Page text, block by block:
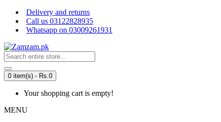
Delivery and returns
Call us 03122828935
Whatsapp on 03009261931
0 item(s) - Rs.0
Your shopping cart is empty!
MENU